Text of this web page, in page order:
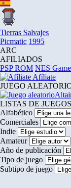
Tierras Salvajes
Picmatic 1995
ARC
AFILIADOS
PSP ROM NES
Afíliate
JUEGO
LISTAS DE JUEGOS
Alfabético
Comerciales
Indie
Amateur
Año de publicación
Tipo de juego
Subtipo de juego